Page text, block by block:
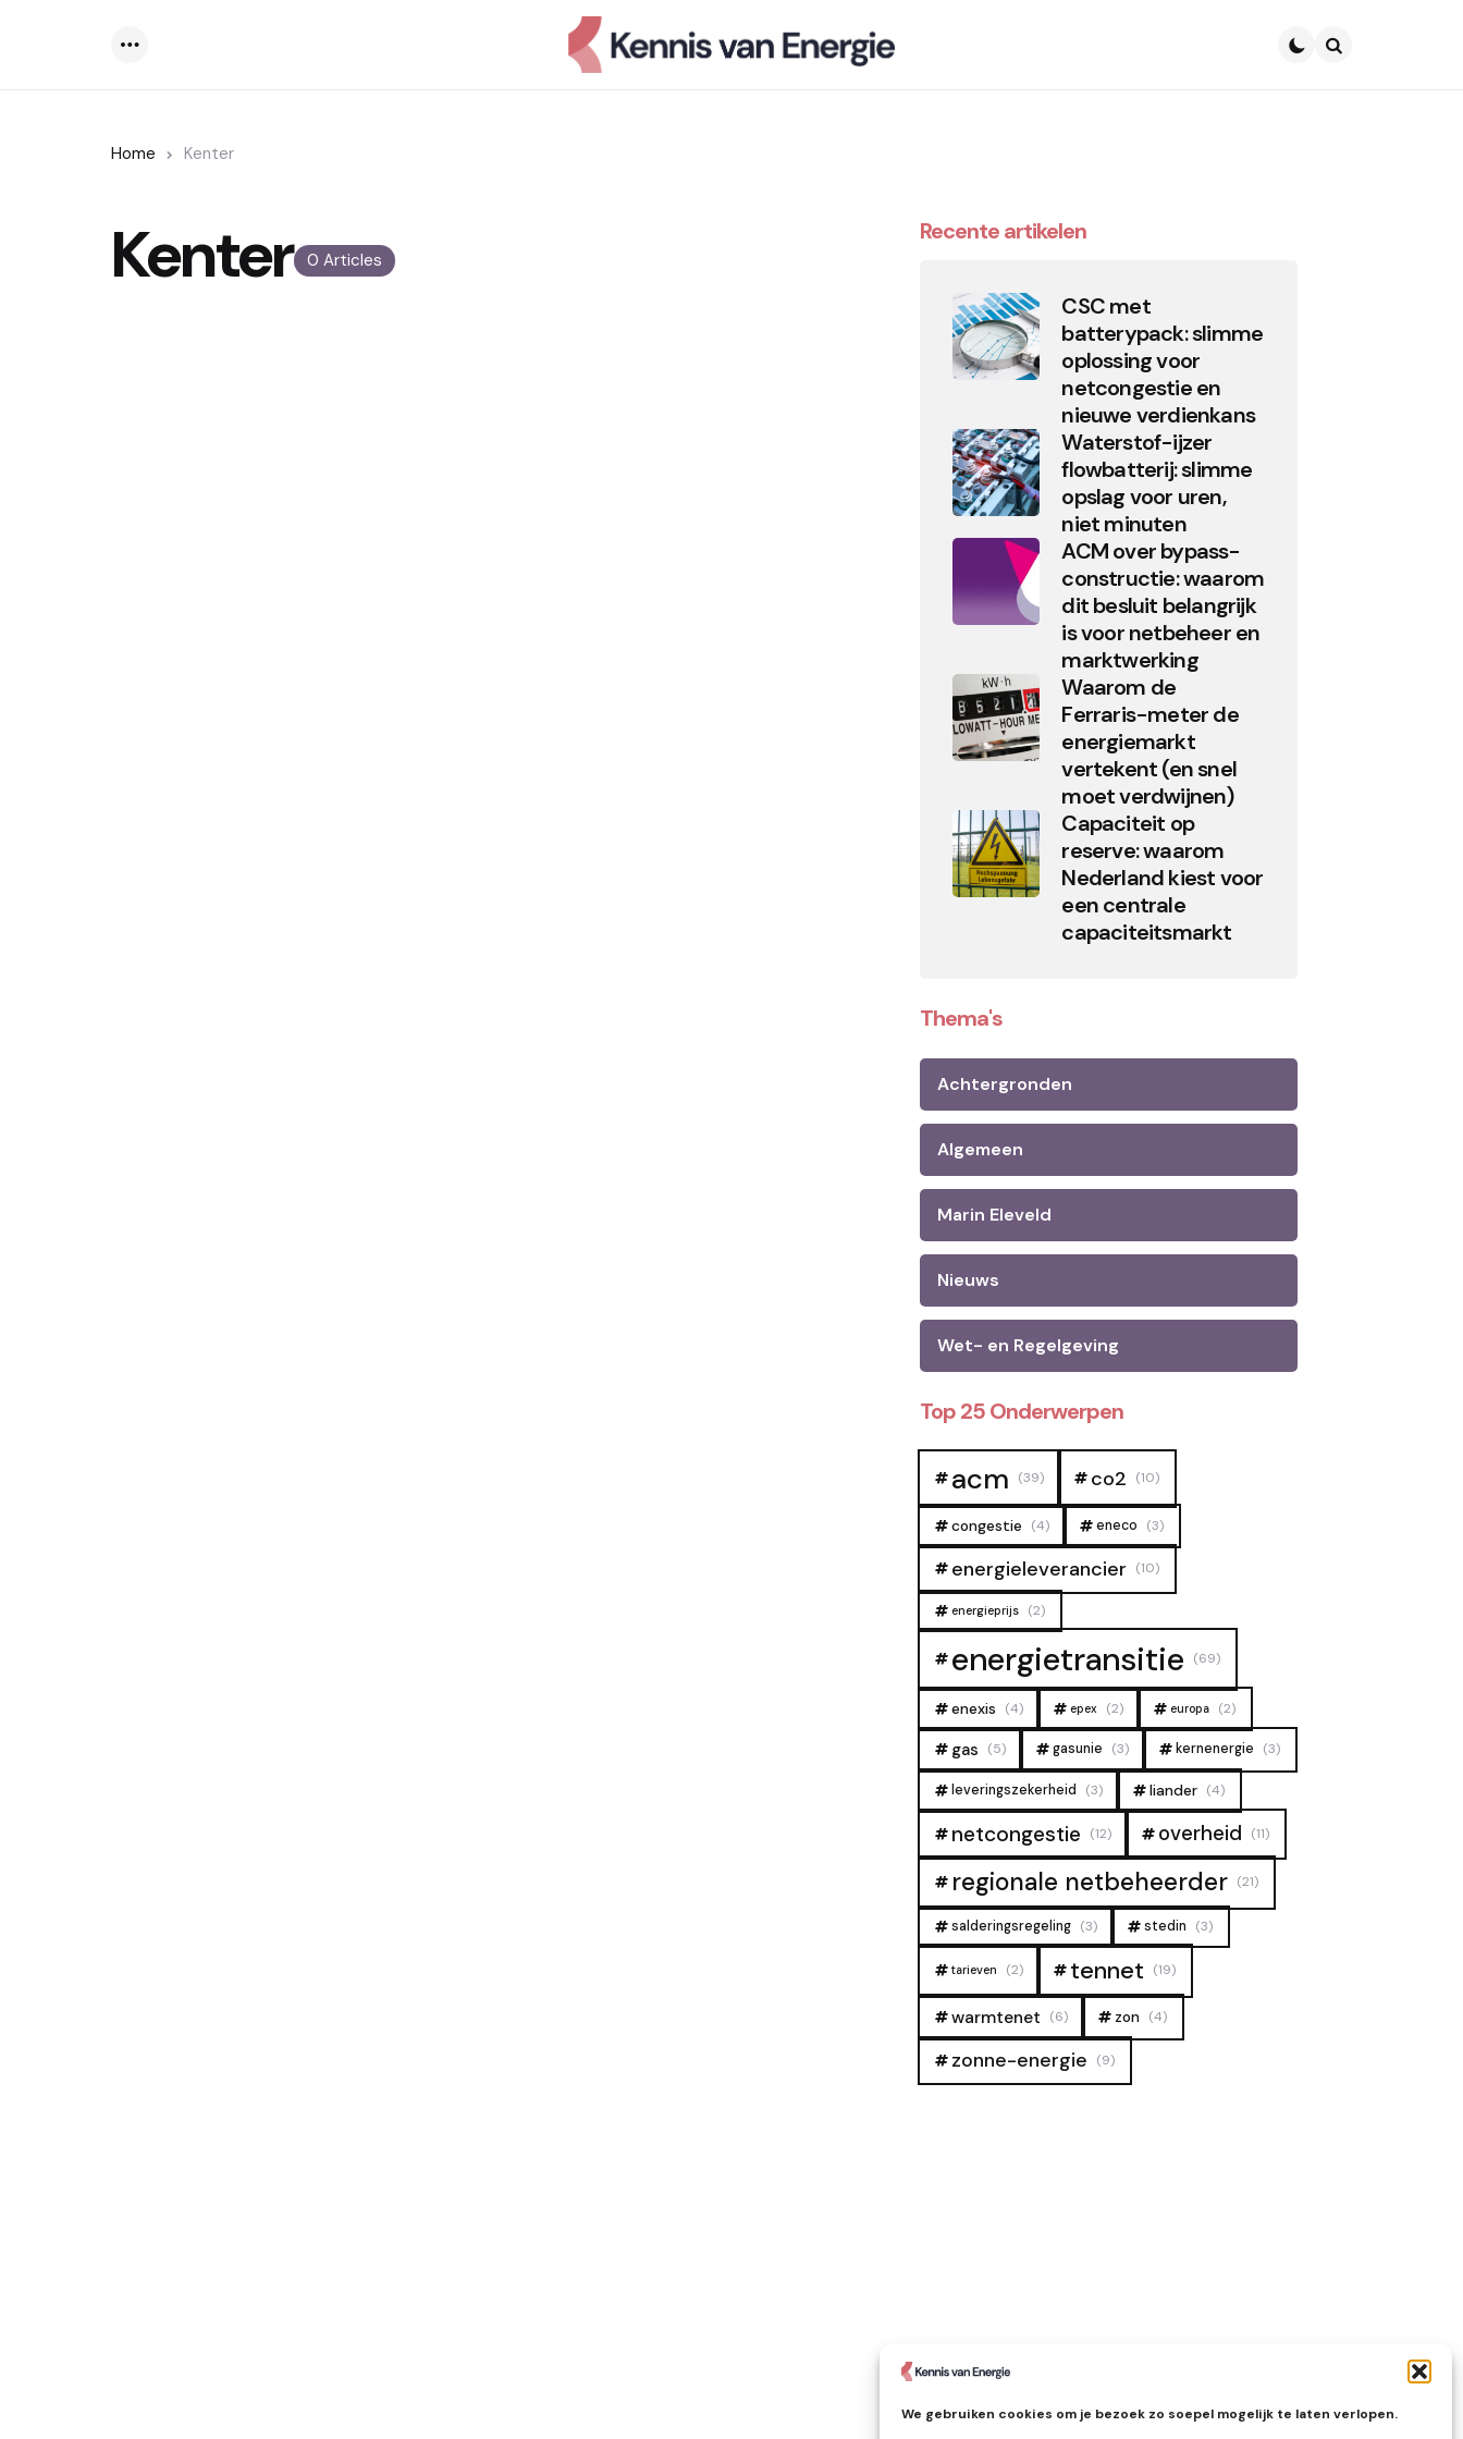
We gebruiken cookies om je bezoek zo soepel mogelijk te laten verlopen.
Home Kenter
0 Articles
Kenter Recente artikelen
CSC met
batterypack: slimme
oplossing voor
netcongestie en
nieuwe verdienkans
Waterstof-ijzer
flowbatterij: slimme
opslag voor uren,
niet minuten
ACM over bypass-
constructie: waarom
dit besluit belangrijk
is voor netbeheer en
marktwerking
Waarom de
Ferraris-meter de
energiemarkt
vertekent (en snel
moet verdwijnen)
Capaciteit op
reserve: waarom
Nederland kiest voor
een centrale
capaciteitsmarkt
Thema's
Achtergronden
Algemeen
Marin Eleveld
Nieuws
Wet- en Regelgeving
Top 25 Onderwerpen
acm (39) co2 (10)
congestie (4) eneco (3)
energieleverancier (10)
energieprijs (2)
energietransitie (69)
enexis (4) epex (2) europa (2)
gas (5) gasunie (3) kernenergie (3)
leveringszekerheid (3) liander (4)
netcongestie (12) overheid (11)
regionale netbeheerder (21)
salderingsregeling (3) stedin (3)
tarieven (2) tennet (19)
warmtenet (6) zon (4)
zonne-energie (9)